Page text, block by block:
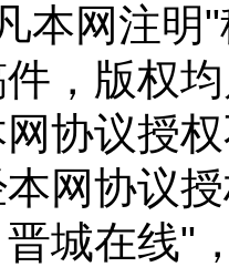
网注明"
，版权
网协议授
网协议
城在线"